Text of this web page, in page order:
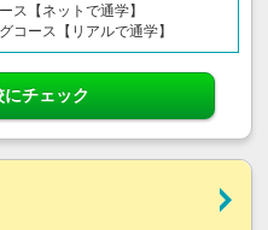
ス【ネットで通学】
コース【リアルで通学】
にチェック